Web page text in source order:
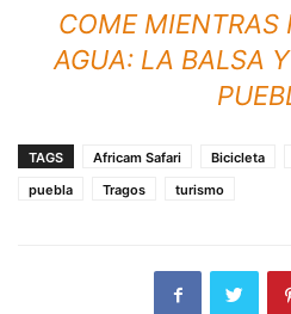
COME MIENTRAS
AGUA: LA BALSA
TAGS Africam Safari Bicicleta
puebla
Tragos turismo